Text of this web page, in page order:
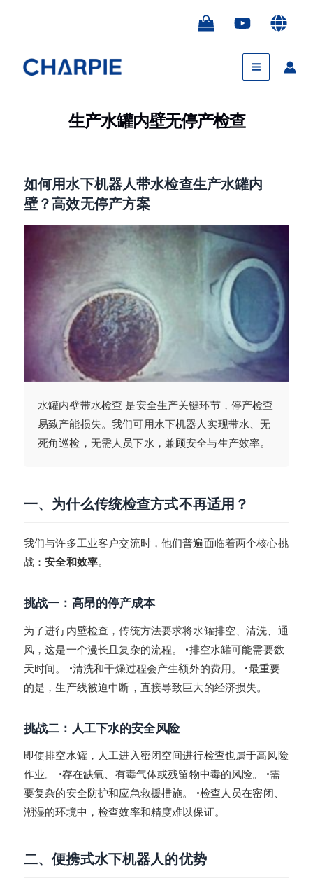
Main
Menu
生产水罐内壁无停产检查
如何用水下机器人带水检查生产水罐内
壁？高效无停产方案
水罐内壁带水检查 是安全生产关键环节，停产检查
易致产能损失。我们可用水下机器人实现带水、无
死角巡检，无需人员下水，兼顾安全与生产效率。
一、为什么传统检查方式不再适用？
我们与许多工业客户交流时，他们普遍面临着两个核心挑
战：安全和效率。
挑战一：高昂的停产成本
为了进行内壁检查，传统方法要求将水罐排空、清洗、通
风，这是一个漫长且复杂的流程。 •排空水罐可能需要数
天时间。 •清洗和干燥过程会产生额外的费用。 •最重要
的是，生产线被迫中断，直接导致巨大的经济损失。
挑战二：人工下水的安全风险
即使排空水罐，人工进入密闭空间进行检查也属于高风险
作业。 •存在缺氧、有毒气体或残留物中毒的风险。 •需
要复杂的安全防护和应急救援措施。 •检查人员在密闭、
潮湿的环境中，检查效率和精度难以保证。
二、便携式水下机器人的优势